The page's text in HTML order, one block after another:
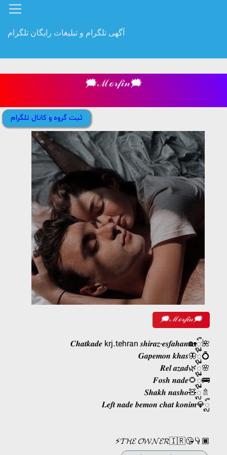
آگهی تلگرام و تبلیغات رایگان تلگرام
🗯ℳℴ𝓇𝒻𝒾𝓃🗯
ثبت گروه و کانال تلگرام
🗯ℳℴ𝓇𝒻𝒾𝓃🗯
𝑪𝒉𝒂𝒕𝒌𝒂𝒅𝒆 krj.tehran 𝒔𝒉𝒊𝒓𝒂𝒛-𝒆𝒔𝒇𝒂𝒉𝒂𝒏🏡ᬼ🌺
𝑮𝒂𝒑𝒆𝒎𝒐𝒏 𝒌𝒉𝒂𝒔🦋ᬼ💍
𝑹𝒆𝒍 𝒂𝒛𝒂𝒅🌿ᬼ🌸
𝑭𝒐𝒔𝒉 𝒏𝒂𝒅𝒆🌻ᬼ🚌
𝑺𝒉𝒂𝒌𝒉 𝒏𝒂𝒔𝒉𝒐🧸ᬼ🚿
𝑳𝒆𝒇𝒕 𝒏𝒂𝒅𝒆 𝒃𝒆𝒎𝒐𝒏 𝒄𝒉𝒂𝒕 𝒌𝒐𝒏𝒊𝒎💎ᬼ
⚡️𝓣𝓗𝓔 𝓞𝓦𝓝𝓔𝓡🇮🇷😘👇🏿